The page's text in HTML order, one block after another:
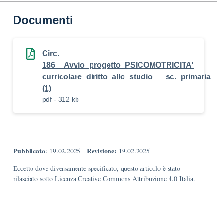
Documenti
Circ.
186__Avvio_progetto_PSICOMOTRICITA'
curricolare_diritto_allo_studio___sc._primaria
(1)
pdf - 312 kb
Pubblicato: 19.02.2025 - Revisione: 19.02.2025
Eccetto dove diversamente specificato, questo articolo è stato
rilasciato sotto Licenza Creative Commons Attribuzione 4.0 Italia.